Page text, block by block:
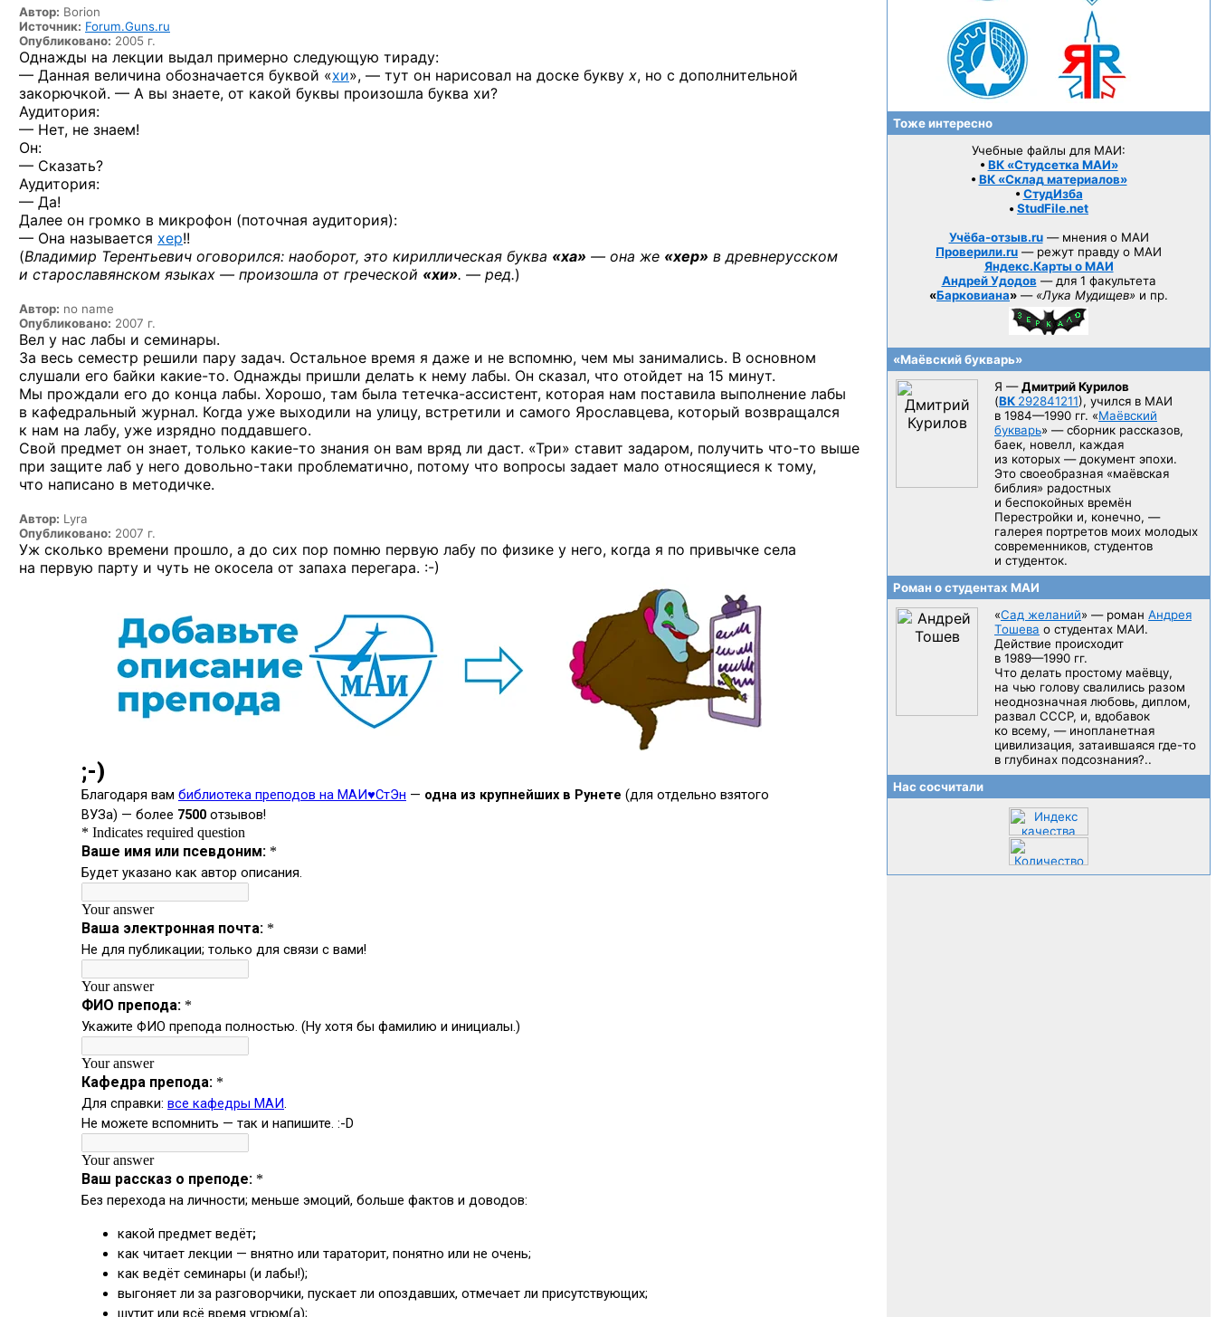
Автор: Borion
Источник: Forum.Guns.ru
Опубликовано: 2005 г.
Однажды на лекции выдал примерно следующую тираду:
— Данная величина обозначается буквой «хи», — тут он нарисовал на доске букву x, но с дополнительной
закорючкой. — А вы знаете, от какой буквы произошла буква хи?
Аудитория:
— Нет, не знаем!
Он:
— Сказать?
Аудитория:
— Да!
Далее он громко в микрофон (поточная аудитория):
— Она называется хер!!
(Владимир Терентьевич оговорился: наоборот, это кириллическая буква «ха» — она же «хер» в древнерусском
и старославянском языках — произошла от греческой «хи». — ред.)
Автор: no name
Опубликовано: 2007 г.
Вел у нас лабы и семинары.
За весь семестр решили пару задач. Остальное время я даже и не вспомню, чем мы занимались. В основном
слушали его байки какие-то. Однажды пришли делать к нему лабы. Он сказал, что отойдет на 15 минут.
Мы прождали его до конца лабы. Хорошо, там была тетечка-ассистент, которая нам поставила выполнение лабы
в кафедральный журнал. Когда уже выходили на улицу, встретили и самого Ярославцева, который возвращался
к нам на лабу, уже изрядно поддавшего.
Свой предмет он знает, только какие-то знания он вам вряд ли даст. «Три» ставит задаром, получить что-то выше
при защите лаб у него довольно-таки проблематично, потому что вопросы задает мало относящиеся к тому,
что написано в методичке.
Автор: Lyra
Опубликовано: 2007 г.
Уж сколько времени прошло, а до сих пор помню первую лабу по физике у него, когда я по привычке села
на первую парту и чуть не окосела от запаха перегара. :-)
Тоже интересно
Учебные файлы для МАИ:
• ВК «Студсетка МАИ»
• ВК «Склад материалов»
• СтудИзба
• StudFile.net
Учёба-отзыв.ru— мнения о МАИ
Проверили.ru — режут правду о МАИ
Яндекс.Карты о МАИ
Андрей Удодов — для 1 факультета
«Барковиана» — «Лука Мудищев» и пр.
«Маёвский букварь»
Я —Дмитрий Курилов
(ВК 292841211), учился в МАИ
в 1984—1990 гг. «Маёвский
букварь» — сборник рассказов,
баек, новелл, каждая
из которых — документ эпохи.
Это своеобразная «маёвская
библия» радостных
и беспокойных времён
Перестройки и, конечно, —
галерея портретов моих молодых
современников, студентов
и студенток.
Роман о студентах МАИ
«Сад желаний» — роман Андрея
Тошева о студентах МАИ.
Действие происходит
в 1989—1990 гг.
Что делать простому маёвцу,
на чью голову свалились разом
неоднозначная любовь, диплом,
развал CCCP, и, вдобавок
ко всему, — инопланетная
цивилизация, затаившаяся где-то
в глубинах подсознания?..
Нас сосчитали